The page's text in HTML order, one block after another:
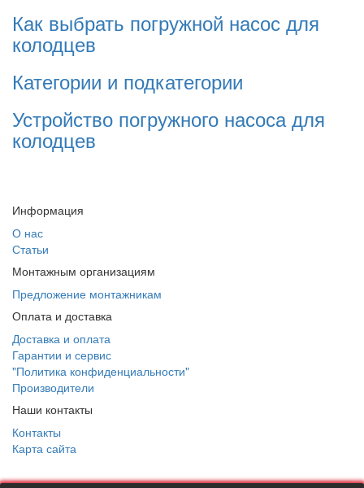
Как выбрать погружной насос для
колодцев
Категории и подкатегории
Устройство погружного насоса для
колодцев
Информация
О нас
Статьи
Монтажным организациям
Предложение монтажникам
Оплата и доставка
Доставка и оплата
Гарантии и сервис
"Политика конфиденциальности"
Производители
Наши контакты
Контакты
Карта сайта